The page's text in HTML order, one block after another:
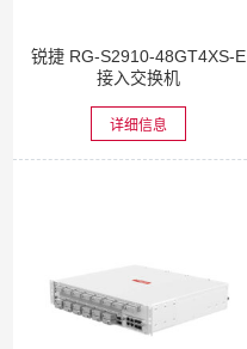
锐捷 RG-S2910-48GT4XS-E
接入交换机
详细信息